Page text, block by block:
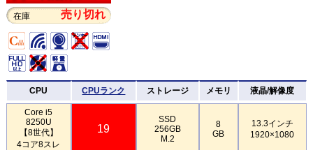
在庫 売り切れ
CPU CPUランク ストレージ メモリ 液晶/解像度
Core i5
8250U
【8世代】
4コア8スレ
19
SSD
256GB
M.2
8
GB
13.3インチ
1920×1080